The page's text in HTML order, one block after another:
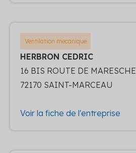
Ventilation mecanique
HERBRON CEDRIC
16 BIS ROUTE DE MARESCHE
72170 SAINT-MARCEAU
Voir la fiche de l'entreprise